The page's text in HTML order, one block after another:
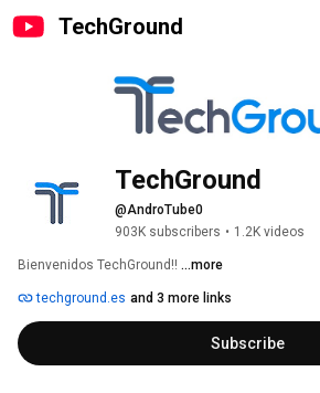
TechGround
TechGround
@AndroTube0
903K subscribers • 1.2K videos
Bienvenidos TechGround!! ...more
techground.es and 3 more links
Subscribe